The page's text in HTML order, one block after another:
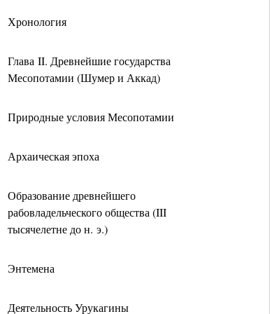
Хронология
Глава II. Древнейшие государства
Месопотамии (Шумер и Аккад)
Природные условия Месопотамии
Архаическая эпоха
Образование древнейшего
рабовладельческого общества (III
тысячелетне до н. э.)
Энтемена
Деятельность Урукагины